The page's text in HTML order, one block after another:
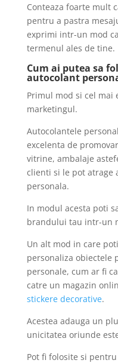
Conteaza foarte mult
pentru a pastra
exprimi intr-un mod
termenul ales de tine.
Cum ai putea sa
autocolant
Primul mod si cel mai
marketingul.
Autocolantele
excelenta de
vitrine, ambalaje
clienti si le pot atrage
personala.
In modul acesta poti
brandului tau intr-un
Un alt mod in care
personaliza obiectele
personale, cum ar fi
catre un magazin
stickere decorative.
Acestea adauga un
unicitatea oriunde
Pot fi folosite si